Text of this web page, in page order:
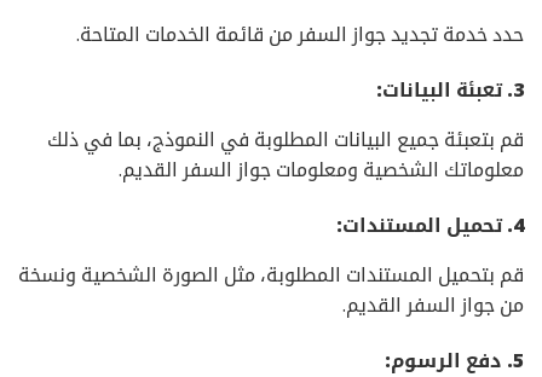
حدد خدمة تجديد جواز السفر من قائمة الخدمات المتاحة.
3. تعبئة البيانات:
قم بتعبئة جميع البيانات المطلوبة في النموذج، بما في ذلك
معلوماتك الشخصية ومعلومات جواز السفر القديم.
4. تحميل المستندات:
قم بتحميل المستندات المطلوبة، مثل الصورة الشخصية ونسخة
من جواز السفر القديم.
5. دفع الرسوم: